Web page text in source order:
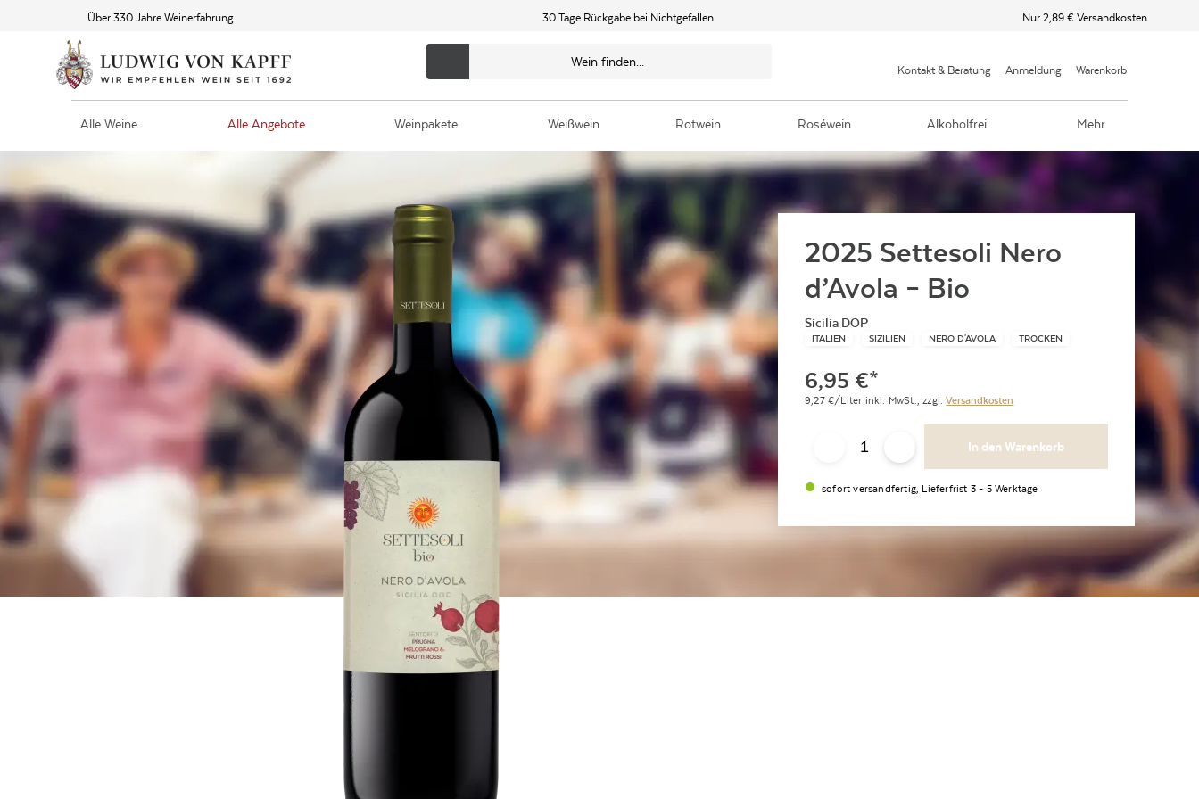
Über 330 Jahre Weinerfahrung 30 Tage Rückgabe bei Nichtgefallen Nur 2,89 € Versandkosten
Kontakt & Beratung Anmeldung Warenkorb
Alle Weine Alle Angebote Weinpakete Weißwein Rotwein Roséwein Alkoholfrei Mehr
2025 Settesoli Nero
d’Avola – Bio
Sicilia DOP
ITALIEN SIZILIEN NERO D'AVOLA TROCKEN
6,95 €*
9,27 €/Liter inkl. MwSt., zzgl.Versandkosten
In den Warenkorb
sofort versandfertig, Lieferfrist 3 - 5 Werktage